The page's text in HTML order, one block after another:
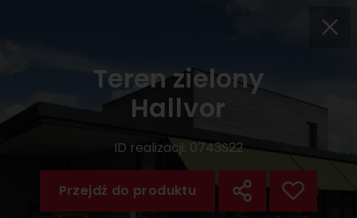
Teren zielony
Hallvor
ID realizacji: 0743S22
Przejdź do produktu